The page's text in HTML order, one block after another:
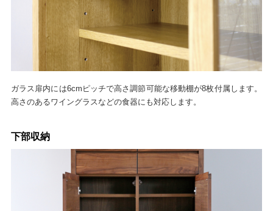
ガラス扉内には6cmピッチで高さ調節可能な移動棚が8枚付属します。
高さのあるワイングラスなどの食器にも対応します。
下部収納